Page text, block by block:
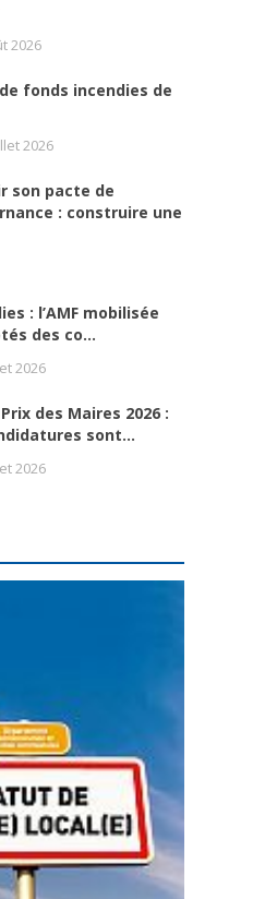
2026
fonds incendies de
2026
son pacte de
: construire une
: l’AMF mobilisée
des co...
2026
des Maires 2026 :
sont...
2026